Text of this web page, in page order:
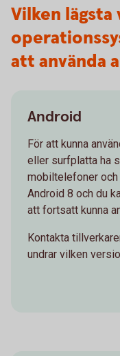
Vilken lägsta
att använda
Android
För att kunna
eller surfplatta ha
mobiltelefoner
Android 8 och du
att fortsatt kunna
Kontakta
undrar vilken